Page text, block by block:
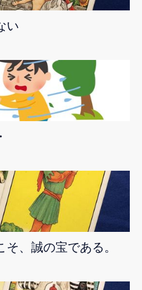
い
、誠の宝である。